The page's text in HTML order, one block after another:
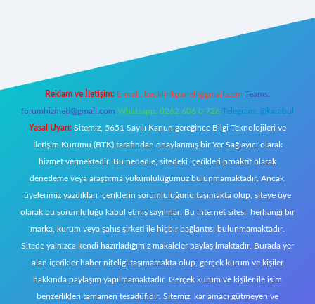
Reklam ve İletişim: E-mail: backlinkpaneli@gmail.com Teams:
forumhizmeti@gmail.com Whatsapp: 0262 606 0 726 Telegram: @karabul
Yasal Uyarı: Sitemiz, 5651 Sayılı Kanun gereğince Bilgi Teknolojileri ve
İletişim Kurumu (BTK) tarafından onaylanmış bir Yer Sağlayıcı olarak
hizmet vermektedir. Bu nedenle, sitedeki içerikleri proaktif olarak
denetleme veya araştırma yükümlülüğümüz bulunmamaktadır. Ancak,
üyelerimiz yazdıkları içeriklerin sorumluluğunu taşımakta olup, siteye üye
olarak bu sorumluluğu kabul etmiş sayılırlar. Bu internet sitesi, herhangi bir
marka, kurum veya şahıs şirketi ile hiçbir bağlantısı bulunmamaktadır.
Sitede yalnızca kendi hazırladığımız makaleler paylaşılmaktadır. Burada yer
alan içerikler haber niteliği taşımamakta olup, gerçek kurum ve kişiler
hakkında paylaşım yapılmamaktadır. Gerçek kurum ve kişiler ile isim
benzerlikleri tamamen tesadüfidir. Sitemiz, kar amacı gütmeyen ve